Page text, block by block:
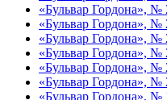
«Бульвар Гордона»,
«Бульвар Гордона»,
«Бульвар Гордона»,
«Бульвар Гордона»,
«Бульвар Гордона», №
«Бульвар Гордона», №
«Бульвар Гордона», №